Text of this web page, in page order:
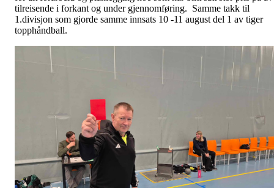
tilreisende i forkant og under gjennomføring. Samme takk til
1.divisjon som gjorde samme innsats 10 -11 august del 1 av tiger
topphåndball.